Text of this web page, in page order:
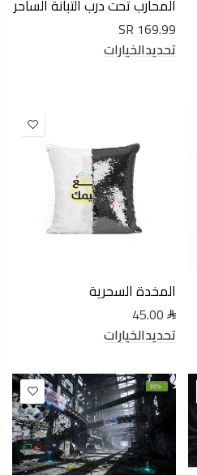
المحارب تحت درب التبانة الساحر
169.99 SR
تحديدالخيارات
المخدة السحرية
45.00
تحديدالخيارات
-30%